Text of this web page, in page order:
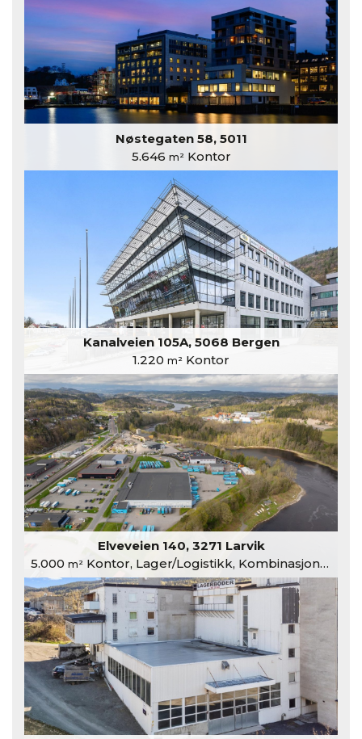
Nøstegaten 58, 5011
5.646 m²Kontor
Kanalveien 105A, 5068 Bergen
1.220 m² Kontor
Elveveien 140, 3271 Larvik
5.000 m²Kontor, Lager/Logistikk, Kombinasjonslokaler